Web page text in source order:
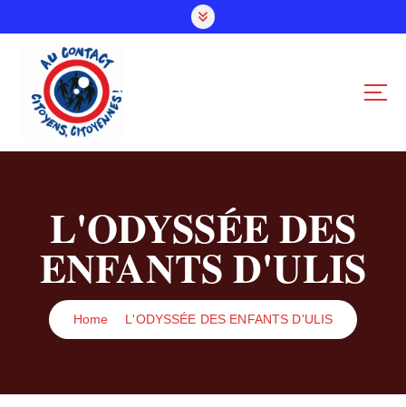
o
L'ODYSSÉE DES
ENFANTS D'ULIS
Home L'ODYSSÉE DES ENFANTS D'ULIS